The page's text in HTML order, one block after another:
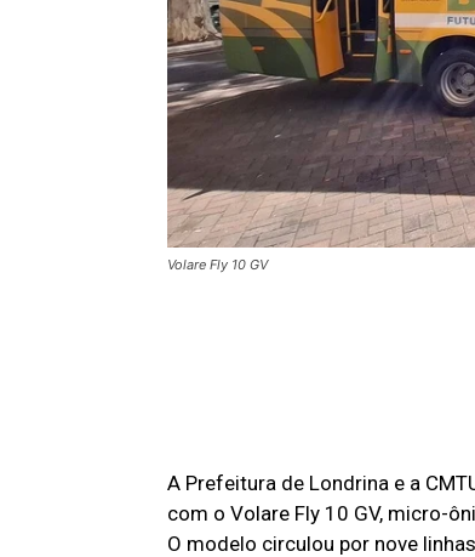
Volare Fly 10 GV
A Prefeitura de Londrina e a
com o Volare Fly 10 GV, micro-
O modelo circulou por nove